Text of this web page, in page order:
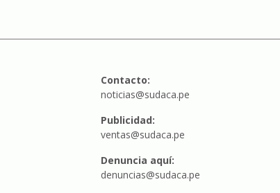
Contacto:
noticias@sudaca.pe
Publicidad:
ventas@sudaca.pe
Denuncia aquí:
denuncias@sudaca.pe